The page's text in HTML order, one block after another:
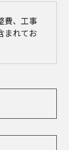
費、工事
まれてお